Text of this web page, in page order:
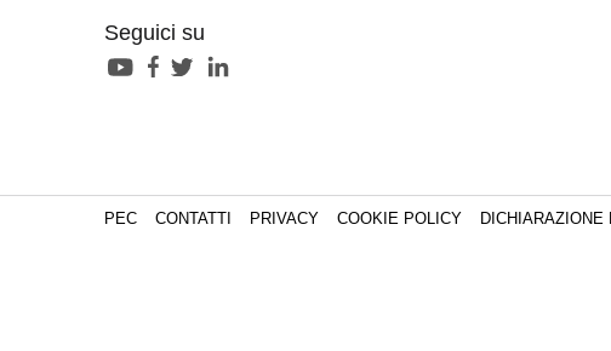
Seguici su
PEC CONTATTI PRIVACY COOKIE POLICY